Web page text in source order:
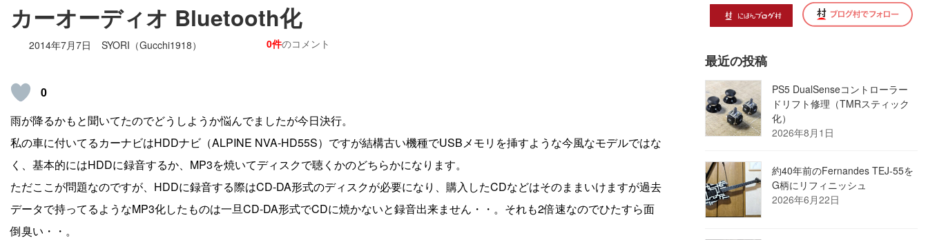
カーオーディオ Bluetooth化
2014年7月7日 SYORI（Gucchi1918） 0件のコメント
0
雨が降るかもと聞いてたのでどうしようか悩んでましたが今日決行。
私の車に付いてるカーナビはHDDナビ（ALPINE NVA-HD55S）ですが結構古い機種でUSBメモリを挿すような今風なモデルではな
く、基本的にはHDDに録音するか、MP3を焼いてディスクで聴くかのどちらかになります。
ただここが問題なのですが、HDDに録音する際はCD-DA形式のディスクが必要になり、購入したCDなどはそのままいけますが過去
データで持ってるようなMP3化したものは一旦CD-DA形式でCDに焼かないと録音出来ません・・。それも2倍速なのでひたすら面
倒臭い・・。
最近の投稿
PS5 DualSenseコントローラー
ドリフト修理（TMRスティック
化）
2026年8月1日
約40年前のFernandes TEJ-55を
G柄にリフィニッシュ
2026年6月22日